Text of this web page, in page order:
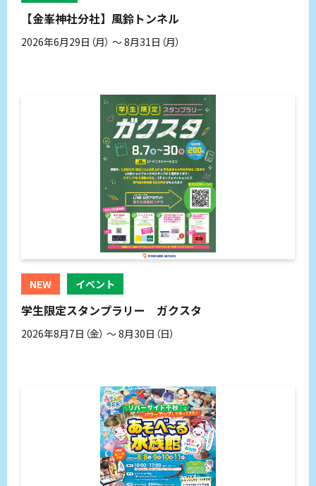
【金峯神社分社】風鈴トンネル
2026年6月29日（月） 〜 8月31日（月）
NEW イベント
学生限定スタンプラリー ガクスタ
2026年8月7日（金） 〜 8月30日（日）